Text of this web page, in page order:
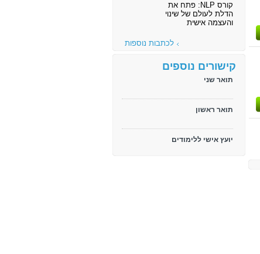
קורס NLP: פתח את
הדלת לעולם של שינוי
והעצמה אישית
לכתבות נוספות
קישורים נוספים
תואר שני
תואר ראשון
יועץ אישי ללימודים